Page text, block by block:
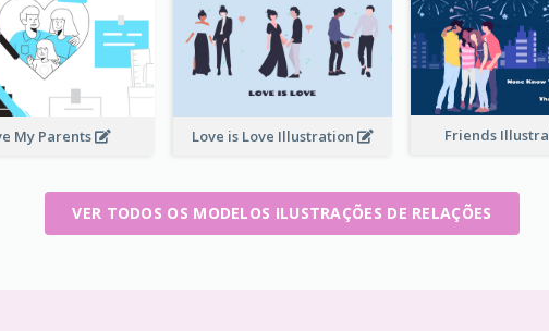
My Parents Love is Love Illustration Friends
VER TODOS OS MODELOS ILUSTRAÇÕES DE RELAÇÕES